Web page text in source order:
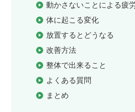
動かさないことによる疲
体に起こる変化
放置するとどうなる
改善方法
整体で出来ること
よくある質問
まとめ